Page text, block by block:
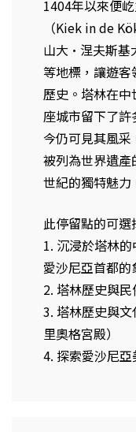
1404年以來便
（Kiek in de
山大·涅夫斯基
等地標，讓遊
歷史。塔林在
座城市留下了
今仍可見其風
被列為世界遺
世紀的獨特魅力
此停留點的可選
1. 沉浸於塔林
愛沙尼亞首都的
2. 塔林歷史與
3. 塔林歷史與
里奧格宮殿）
4. 探索愛沙尼